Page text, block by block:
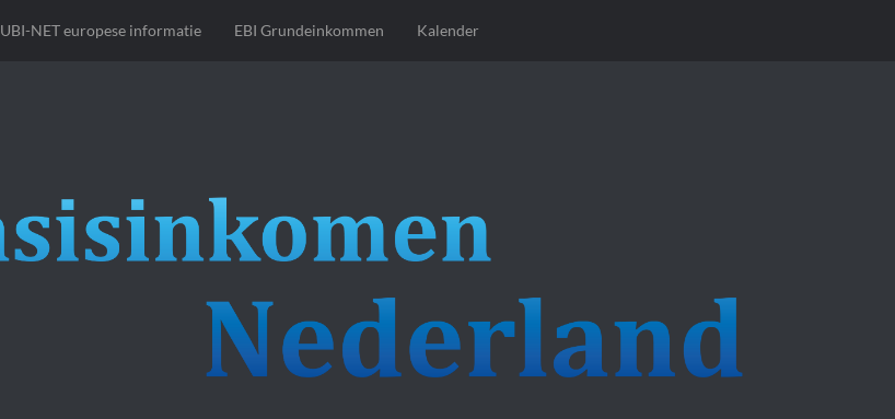
UBI-NET europese informatie EBI Grundeinkommen Kalender